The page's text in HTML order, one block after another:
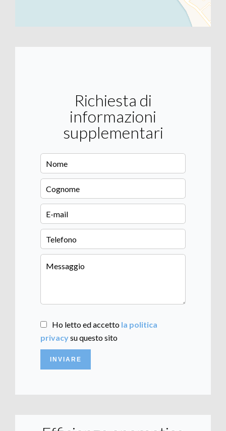
Richiesta di
informazioni
supplementari
Ho letto ed accetto la politica
privacysu questo sito
INVIARE